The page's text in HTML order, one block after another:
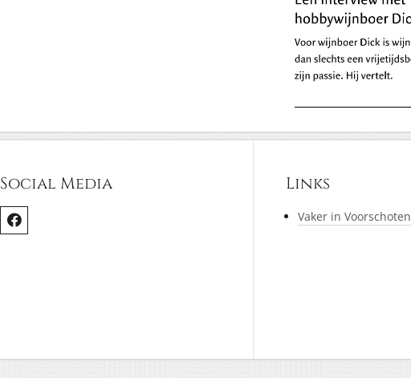
Social Media Links
Vaker in Voorschoten